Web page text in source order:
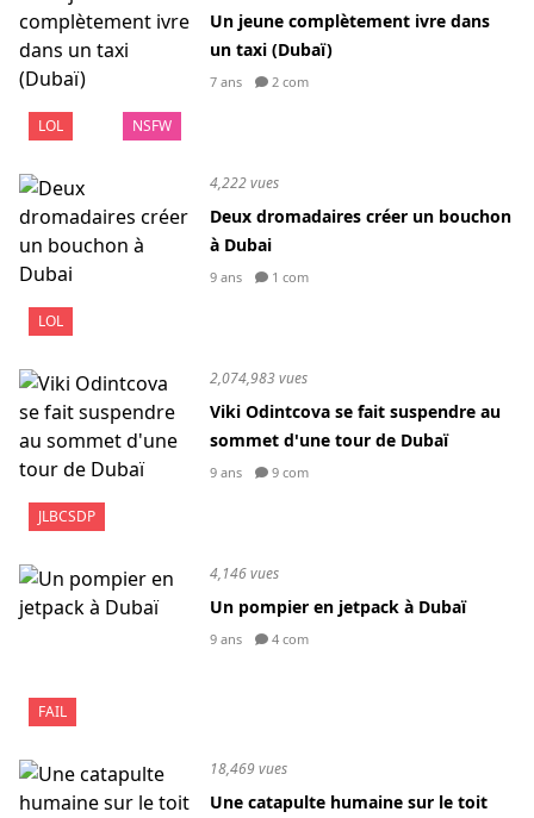
LOL NSFW
Un jeune complètement ivre dans
un taxi (Dubaï)
7 ans 2 com
LOL
4,222 vues
Deux dromadaires créer un bouchon
à Dubai
9 ans 1 com
JLBCSDP
2,074,983 vues
Viki Odintcova se fait suspendre au
sommet d'une tour de Dubaï
9 ans 9 com
FAIL
4,146 vues
Un pompier en jetpack à Dubaï
9 ans 4 com
18,469 vues
Une catapulte humaine sur le toit